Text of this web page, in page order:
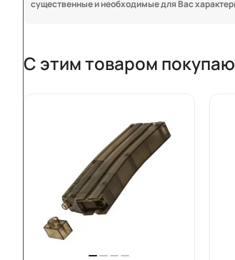
существенные и необходимые для Вас
С этим товаром